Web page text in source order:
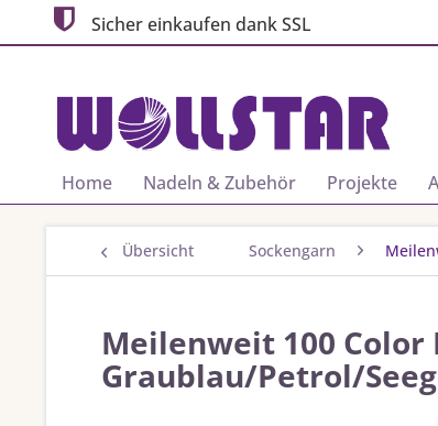
Sicher einkaufen dank SSL
Home Nadeln & Zubehör Projekte
Übersicht Sockengarn
Meilenweit 100 Color
Graublau/Petrol/